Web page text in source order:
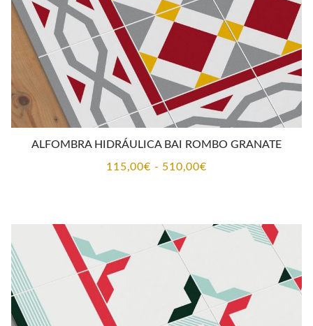
ALFOMBRA HIDRÁULICA BAI ROMBO GRANATE
115,00€ - 510,00€Rango
desde
510,00€